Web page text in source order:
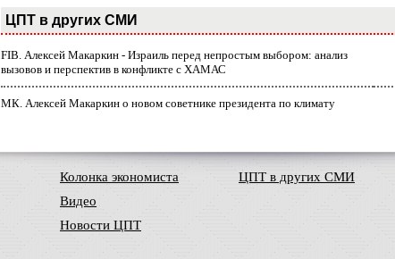
ЦПТ в других СМИ
FIB. Алексей Макаркин - Израиль перед непростым выбором: анализ
вызовов и перспектив в конфликте с ХАМАС
МК. Алексей Макаркин о новом советнике президента по климату
Колонка экономиста
Видео
Новости ЦПТ
ЦПТ в других СМИ